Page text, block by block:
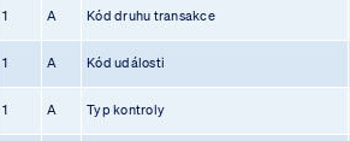
1 A Kód druhu transakce
1 A Kód události
1 A Typ kontroly